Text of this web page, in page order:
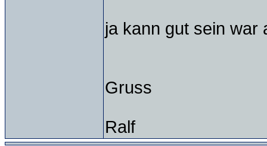
ja kann gut sein
Gruss
Ralf